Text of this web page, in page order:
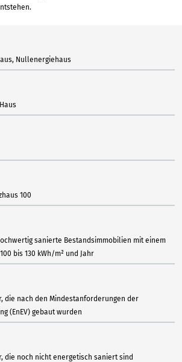
Nullenergiehaus
100
sanierte Bestandsimmobilien mit einem
bis 130 kWh/m² und Jahr
die nach den Mindestanforderungen der
(EnEV) gebaut wurden
die noch nicht energetisch saniert sind